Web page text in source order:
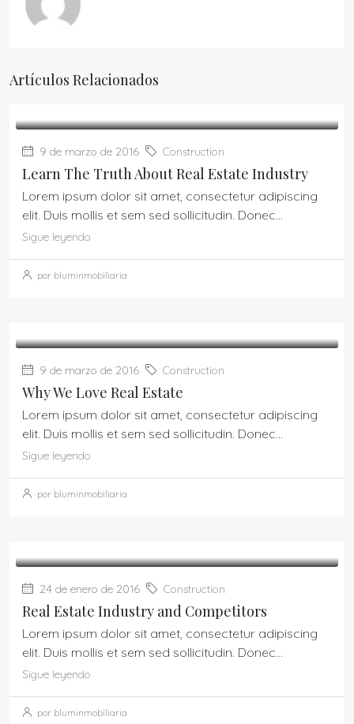
Artículos Relacionados
9 de marzo de 2016 Construction
Learn The Truth About Real Estate Industry
Lorem ipsum dolor sit amet, consectetur adipiscing
elit. Duis mollis et sem sed sollicitudin. Donec...
Sigue leyendo
por bluminmobiliaria
9 de marzo de 2016 Construction
Why We Love Real Estate
Lorem ipsum dolor sit amet, consectetur adipiscing
elit. Duis mollis et sem sed sollicitudin. Donec...
Sigue leyendo
por bluminmobiliaria
24 de enero de 2016 Construction
Real Estate Industry and Competitors
Lorem ipsum dolor sit amet, consectetur adipiscing
elit. Duis mollis et sem sed sollicitudin. Donec...
Sigue leyendo
por bluminmobiliaria